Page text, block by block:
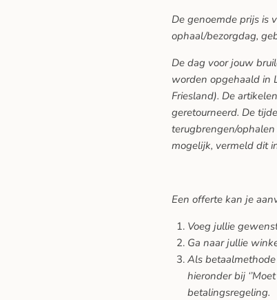
De genoemde prijs is
ophaal/bezorgdag,
De dag voor jouw
worden opgehaald in
Friesland). De
geretourneerd. De
terugbrengen/
mogelijk, vermeld dit
Een offerte kan je
Voeg jullie
Ga naar jullie
Als
hieronder bij
betalingsregeling.